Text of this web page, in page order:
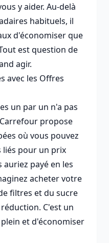
y aider. Au-delà
habituels, il
d'économiser que
est question de
agir.
avec les Offres
un par un n'a pas
propose
où vous pouvez
pour un prix
payé en les
acheter votre
filtres et du sucre
C'est un
et d'économiser